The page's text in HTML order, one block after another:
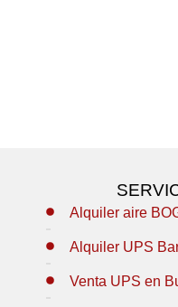
Alquiler aire
Alquiler UPS
Venta UPS en